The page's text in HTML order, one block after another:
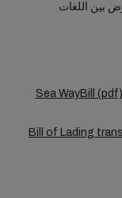
بين اللغات
Sea WayBill (pdf)
Bill of Lading